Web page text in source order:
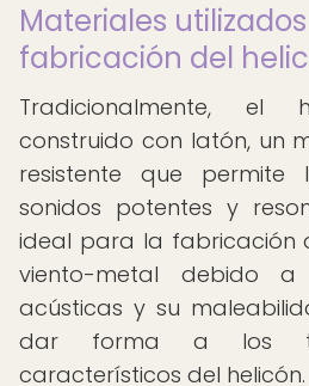
Materiales
fabricación del
Tradicionalmente,
construido con latón, un
resistente que
sonidos potentes y
ideal para la fabricación
viento-metal debido a
acústicas y su
dar forma a los
característicos del helicón.